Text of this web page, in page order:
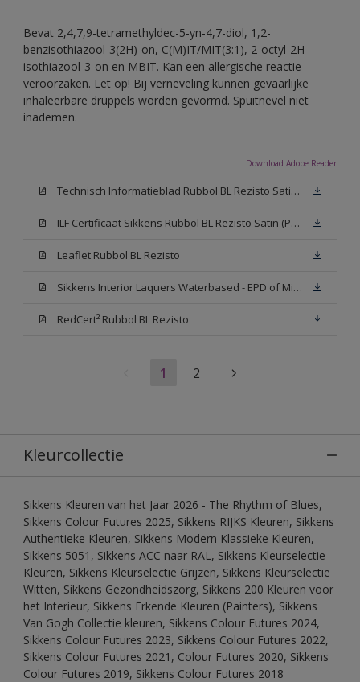
Bevat 2,4,7,9-tetramethyldec-5-yn-4,7-diol, 1,2-
benzisothiazool-3(2H)-on, C(M)IT/MIT(3:1), 2-octyl-2H-
isothiazool-3-on en MBIT. Kan een allergische reactie
veroorzaken. Let op! Bij verneveling kunnen gevaarlijke
inhaleerbare druppels worden gevormd. Spuitnevel niet
inademen.
Download Adobe Reader
Technisch Informatieblad Rubbol BL Rezisto Satin (PDF)
ILF Certificaat Sikkens Rubbol BL Rezisto Satin (PDF)
Leaflet Rubbol BL Rezisto
Sikkens Interior Laquers Waterbased - EPD of Milieuproductverklaring
RedCert² Rubbol BL Rezisto
1 2
Kleurcollectie
Sikkens Kleuren van het Jaar 2026 - The Rhythm of Blues,
Sikkens Colour Futures 2025, Sikkens RIJKS Kleuren, Sikkens
Authentieke Kleuren, Sikkens Modern Klassieke Kleuren,
Sikkens 5051, Sikkens ACC naar RAL, Sikkens Kleurselectie
Kleuren, Sikkens Kleurselectie Grijzen, Sikkens Kleurselectie
Witten, Sikkens Gezondheidszorg, Sikkens 200 Kleuren voor
het Interieur, Sikkens Erkende Kleuren (Painters), Sikkens
Van Gogh Collectie kleuren, Sikkens Colour Futures 2024,
Sikkens Colour Futures 2023, Sikkens Colour Futures 2022,
Sikkens Colour Futures 2021, Colour Futures 2020, Sikkens
Colour Futures 2019, Sikkens Colour Futures 2018